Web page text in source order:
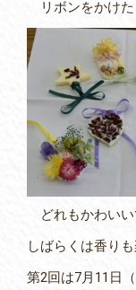
リボンをかけた
どれもかわいい
しばらくは香り
第2回は7月11日